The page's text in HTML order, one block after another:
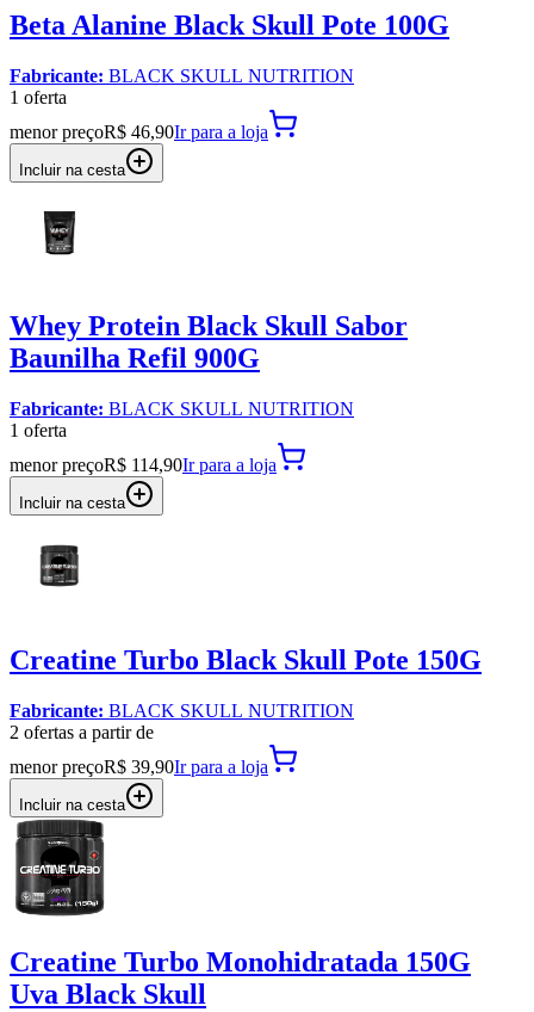
Beta Alanine Black Skull Pote 100G
Fabricante: BLACK SKULL NUTRITION
1 oferta
menor preçoR$ 46,90Ir para a loja
Incluir na cesta
Whey Protein Black Skull Sabor
Baunilha Refil 900G
Fabricante: BLACK SKULL NUTRITION
1 oferta
menor preçoR$ 114,90Ir para a loja
Incluir na cesta
Creatine Turbo Black Skull Pote 150G
Fabricante: BLACK SKULL NUTRITION
2 ofertas a partir de
menor preçoR$ 39,90Ir para a loja
Incluir na cesta
Creatine Turbo Monohidratada 150G
Uva Black Skull